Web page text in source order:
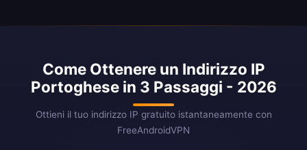
Come Ottenere un Indirizzo IP
Portoghese in 3 Passaggi - 2026
Ottieni il tuo indirizzo IP gratuito istantaneamente con
FreeAndroidVPN